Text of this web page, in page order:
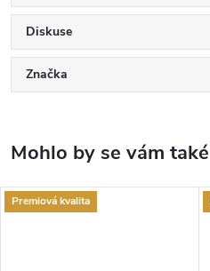
Diskuse
Značka
Premiová kvalita